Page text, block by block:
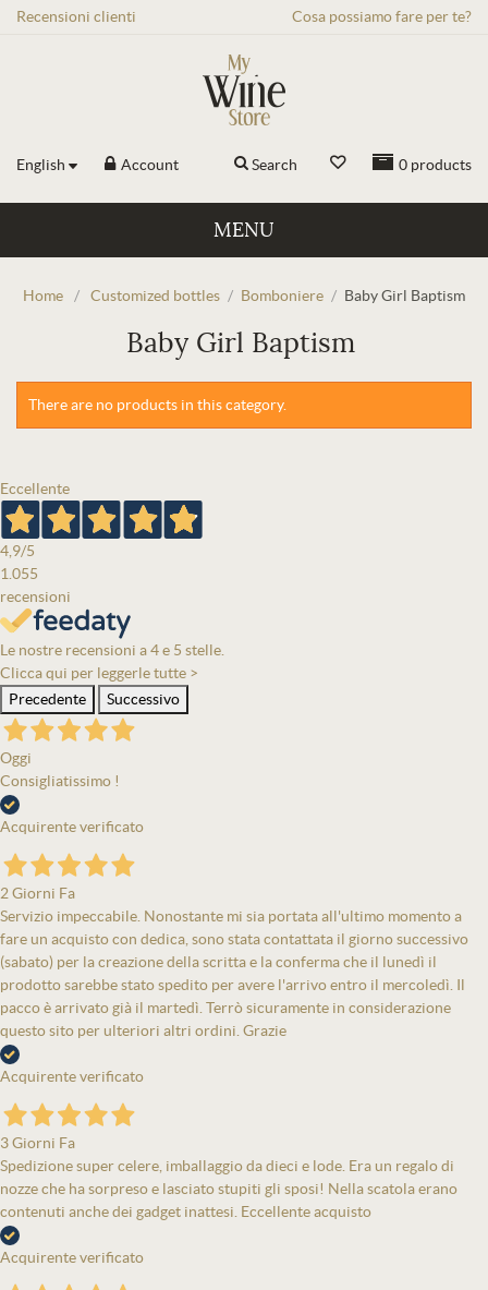
Recensioni clienti Cosa possiamo fare per te?
English Account 0 products
Search
MENU
Home / Customized bottles / Bomboniere / Baby Girl Baptism
Baby Girl Baptism
There are no products in this category.
Eccellente
4,9/5
1.055
recensioni
Le nostre recensioni a 4 e 5 stelle.
Clicca qui per leggerle tutte >
Precedente
Successivo
Oggi
Consigliatissimo !
Acquirente verificato
2 Giorni Fa
Servizio impeccabile. Nonostante mi sia portata all'ultimo momento a
fare un acquisto con dedica, sono stata contattata il giorno successivo
(sabato) per la creazione della scritta e la conferma che il lunedì il
prodotto sarebbe stato spedito per avere l'arrivo entro il mercoledì. Il
pacco è arrivato già il martedì. Terrò sicuramente in considerazione
questo sito per ulteriori altri ordini. Grazie
Acquirente verificato
3 Giorni Fa
Spedizione super celere, imballaggio da dieci e lode. Era un regalo di
nozze che ha sorpreso e lasciato stupiti gli sposi! Nella scatola erano
contenuti anche dei gadget inattesi. Eccellente acquisto
Acquirente verificato